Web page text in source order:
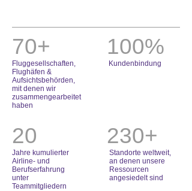
70+
Fluggesellschaften,
Flughäfen &
Aufsichtsbehörden,
mit denen wir
zusammengearbeitet
haben
20
Jahre kumulierter
Airline- und
Berufserfahrung
unter
Teammitgliedern
100%
Kundenbindung
230+
Standorte weltweit,
an denen unsere
Ressourcen
angesiedelt sind